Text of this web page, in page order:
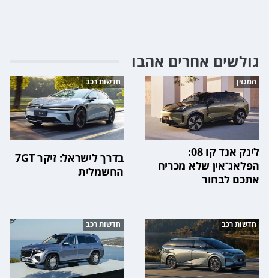
גולשים אחרים אהבו
המגזין
לינק אנד קו 08:
הפלאג־אין שלא מכריח
אתכם לבחור
חדשות רכב
בדרך לישראל: זיקר 7GT
החשמלית
חדשות רכב חדשות רכב